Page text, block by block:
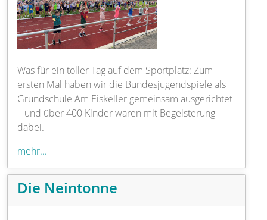
Was für ein toller Tag auf dem Sportplatz: Zum
ersten Mal haben wir die Bundesjugendspiele als
Grundschule Am Eiskeller gemeinsam ausgerichtet
– und über 400 Kinder waren mit Begeisterung
dabei.
mehr...
Die Neintonne